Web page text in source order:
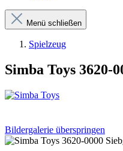
Menü schließen
Spielzeug
Simba Toys 3620-
Bildergalerie überspringen